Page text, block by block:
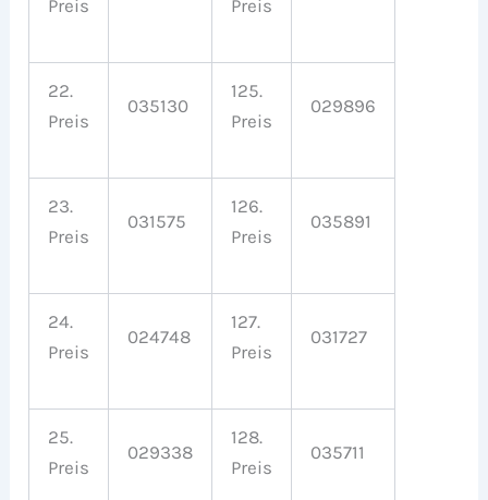
Preis Preis
22.
Preis
035130
125.
Preis
029896
23.
Preis
031575
126.
Preis
035891
24.
Preis
024748
127.
Preis
031727
25.
Preis
029338
128.
Preis
035711